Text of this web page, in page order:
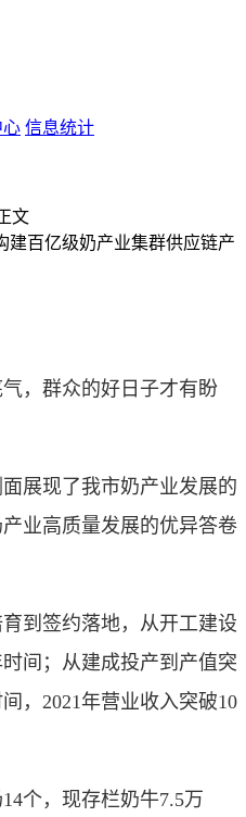
心 信息统计
文
百亿级奶产业集群供应链产
，群众的好日子才有盼
现了我市奶产业发展的
业高质量发展的优异答卷
签约落地，从开工建设
间；从建成投产到产值突
，2021年营业收入突破10
个，现存栏奶牛7.5万